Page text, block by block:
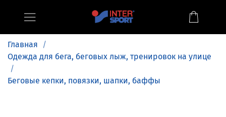
Главная
Одежда для бега, беговых лыж, тренировок на улице
Беговые кепки, повязки, шапки, баффы